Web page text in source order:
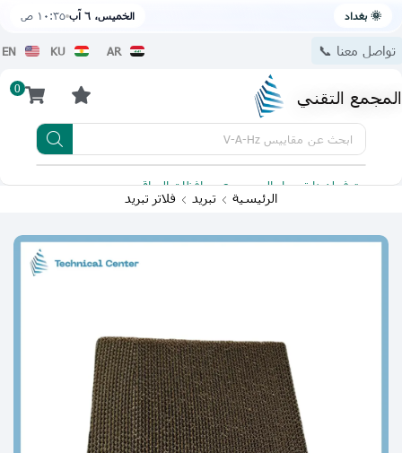
🌞 بغداد الخميس، ٦ آب ١٠:٣٥ ص
تواصل معنا 📞 AR
KU
EN
المجمع التقني 0
ابحث عن مقاييس V-A-Hz
يتوفر لدينا توصيل الى جميع محافظات العراق
الرئيسية تبريد فلاتر تبريد